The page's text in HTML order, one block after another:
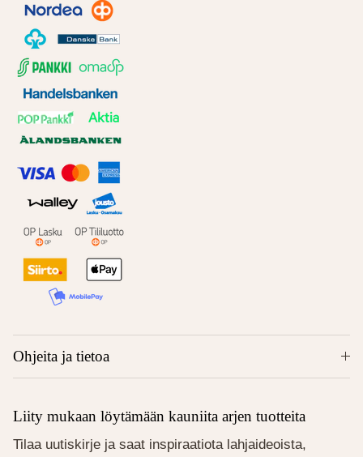
Ohjeita ja tietoa
Liity mukaan löytämään kauniita arjen tuotteita
Tilaa uutiskirje ja saat inspiraatiota lahjaideoista,